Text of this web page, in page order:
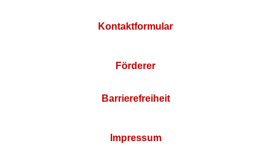
Kontaktformular
Förderer
Barrierefreiheit
Impressum